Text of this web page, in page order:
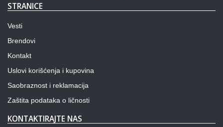
STRANICE
Vesti
Brendovi
Kontakt
Uslovi korišćenja i kupovina
Saobraznost i reklamacija
Zaštita podataka o ličnosti
KONTAKTIRAJTE NAS